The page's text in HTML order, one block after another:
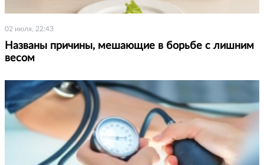
02 июля, 22:43
Названы причины, мешающие в борьбе с лишним
весом